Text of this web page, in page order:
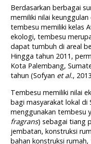
Berdasarkan berbagai
memiliki nilai
tembesu memiliki kelas
ekologi, tembesu
dapat tumbuh di areal
Hingga tahun 2011,
Kota Palembang,
tahun (Sofyan et al.,
Tembesu memiliki nilai
bagi masyarakat lokal di
menggunakan tembesu
fragrans) sebagai tiang
jembatan, konstruksi
bahan konstruksi